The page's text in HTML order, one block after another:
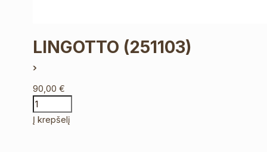
LINGOTTO (251103)
90,00€
Į krepšelį